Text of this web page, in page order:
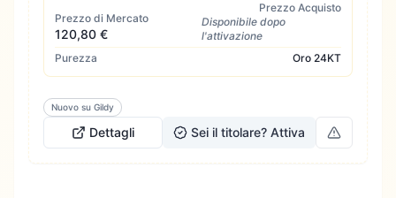
Prezzo di Mercato
120,80 €
Prezzo Acquisto
Disponibile dopo
l'attivazione
Purezza
Oro 24KT
Nuovo su Gildy
Dettagli Sei il titolare? Attiva